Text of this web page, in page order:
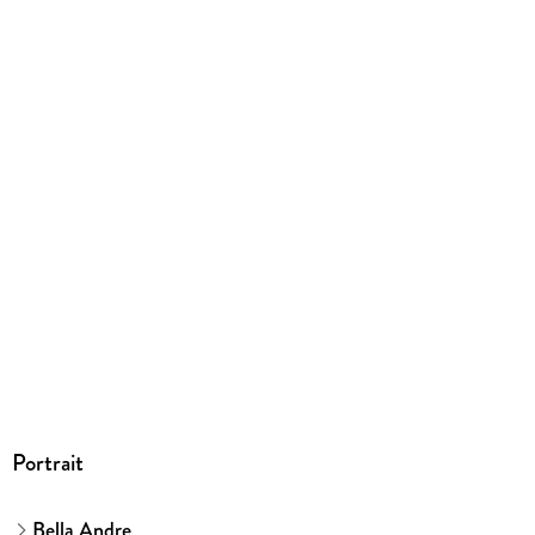
Portrait